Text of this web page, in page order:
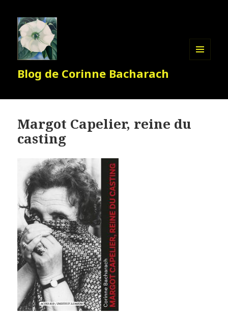
Blog de Corinne Bacharach
Margot Capelier, reine du
casting